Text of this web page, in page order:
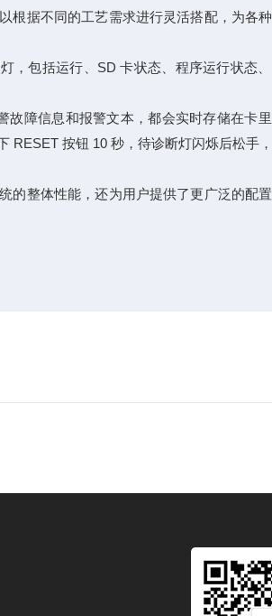
根据不同的工艺需求进行灵活搭配，为各
，包括运行、SD 卡状态、程序运行状态
障信息和报警文本，都会实时存储在卡
RESET 按钮 10 秒，待诊断灯闪烁后松手
的整体性能，还为用户提供了更广泛的配